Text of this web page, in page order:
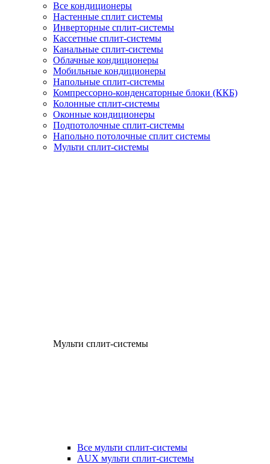
Все кондиционеры
Настенные сплит системы
Инверторные сплит-системы
Кассетные сплит-системы
Канальные сплит-системы
Облачные кондиционеры
Мобильные кондиционеры
Напольные сплит-системы
Компрессорно-конденсаторные блоки (ККБ)
Колонные сплит-системы
Оконные кондиционеры
Подпотолочные сплит-системы
Напольно потолочные сплит системы
Мульти сплит-системы
Мульти сплит-системы
Все мульти сплит-системы
AUX мульти сплит-системы